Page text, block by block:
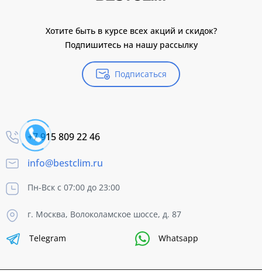
Хотите быть в курсе всех акций и скидок?
Подпишитесь на нашу рассылку
Подписаться
+7 915 809 22 46
info@bestclim.ru
Пн-Вск с 07:00 до 23:00
г. Москва, Волоколамское шоссе, д. 87
Telegram Whatsapp